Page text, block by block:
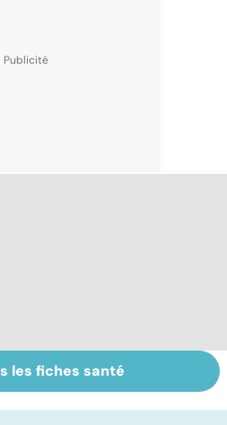
Intestin irritable :
le régime
les fiches santé